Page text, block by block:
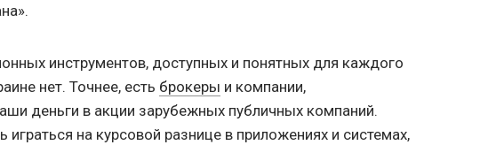
инструментов, доступных и понятных для каждого
нет. Точнее, есть брокеры и компании,
деньги в акции зарубежных публичных компаний.
играться на курсовой разнице в приложениях и системах,